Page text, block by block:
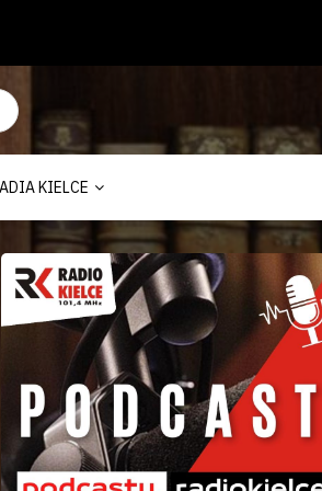
KIELCE